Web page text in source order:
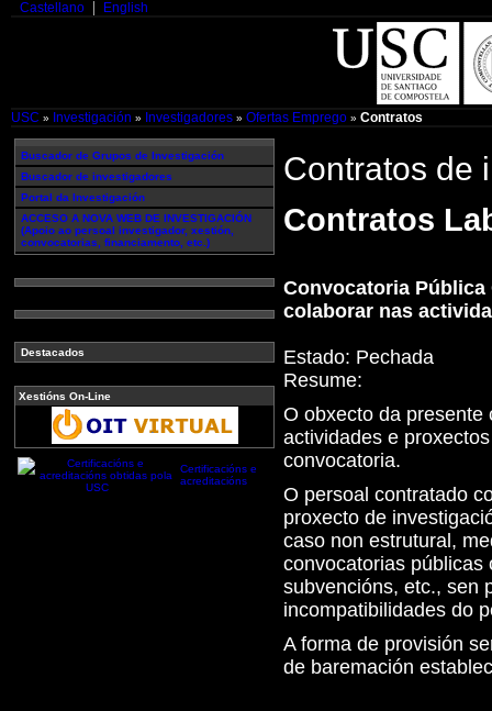
Castellano English
USC » Investigación » Investigadores » Ofertas Emprego » Contratos
Buscador de Grupos de Investigación
Buscador de investigadores
Portal da Investigación
ACCESO A NOVA WEB DE INVESTIGACIÓN
(Apoio ao persoal investigador, xestión,
convocatorias, financiamento, etc.)
Destacados
Xestións On-Line
Certificacións e
acreditacións
Contratos de
Contratos
Convocatoria Pública
colaborar nas
Estado: Pechada
Resume:
O obxecto da presente
actividades e
convocatoria.
O persoal contratado
proxecto de
caso non estrutural,
convocatorias públicas
subvencións, etc., sen
incompatibilidades do
A forma de provisión
de baremación